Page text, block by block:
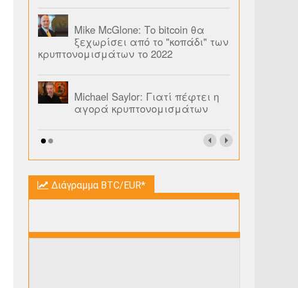
Mike McGlone: Το bitcoin θα
ξεχωρίσει από το "κοπάδι" των
κρυπτονομισμάτων το 2022
Michael Saylor: Γιατί πέφτει η
αγορά κρυπτονομισμάτων
Διάγραμμα BTC/EUR*